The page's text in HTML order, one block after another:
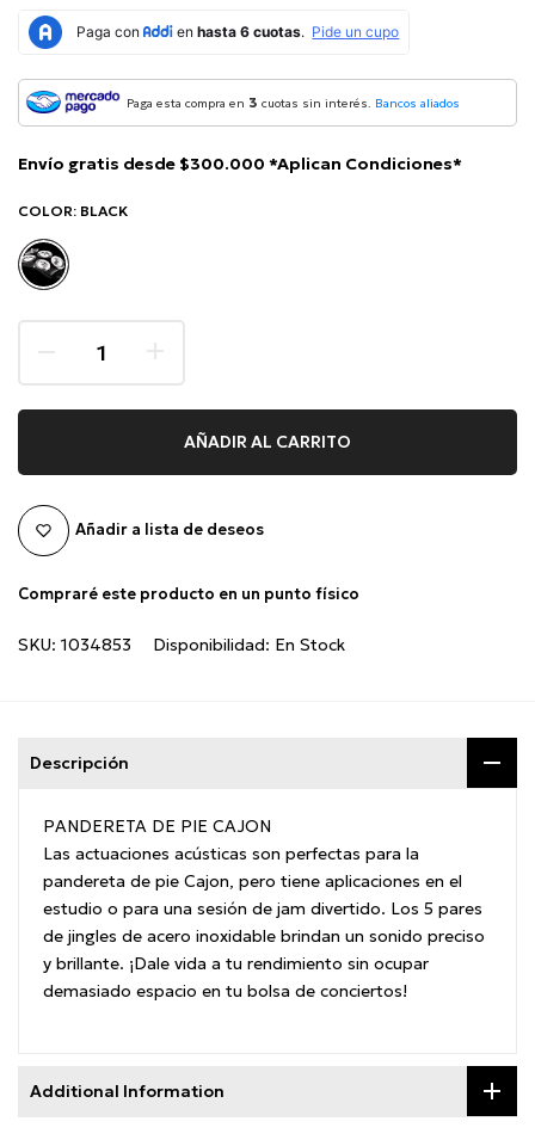
Paga esta compra en 3 cuotas sin interés. Bancos aliados
Envío gratis desde $300.000 *Aplican Condiciones*
COLOR: BLACK
AÑADIR AL CARRITO
Añadir a lista de deseos
Compraré este producto en un punto físico
SKU: 1034853 Disponibilidad: En Stock
Descripción
PANDERETA DE PIE CAJON
Las actuaciones acústicas son perfectas para la
pandereta de pie Cajon, pero tiene aplicaciones en el
estudio o para una sesión de jam divertido. Los 5 pares
de jingles de acero inoxidable brindan un sonido preciso
y brillante. ¡Dale vida a tu rendimiento sin ocupar
demasiado espacio en tu bolsa de conciertos!
Additional Information